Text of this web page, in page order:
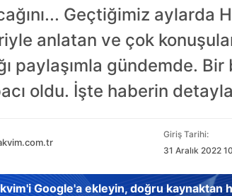
Geçtiğimiz aylarda
anlatan ve çok
paylaşımla gündemde.
oldu. İşte haberin
Giriş Tarihi:
31 Aralık 2022
Google'a ekleyin, doğru kaynaktan